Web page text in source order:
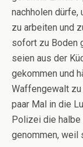
nachholen dürfe,
zu arbeiten und
sofort zu Boden
seien aus der
gekommen und
Waffengewalt zu
paar Mal in die
Polizei die halbe
genommen, weil